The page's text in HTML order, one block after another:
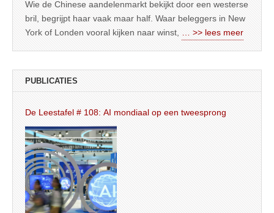
Wie de Chinese aandelenmarkt bekijkt door een westerse
bril, begrijpt haar vaak maar half. Waar beleggers in New
York of Londen vooral kijken naar winst,
… >> lees meer
PUBLICATIES
De Leestafel # 108: AI mondiaal op een tweesprong